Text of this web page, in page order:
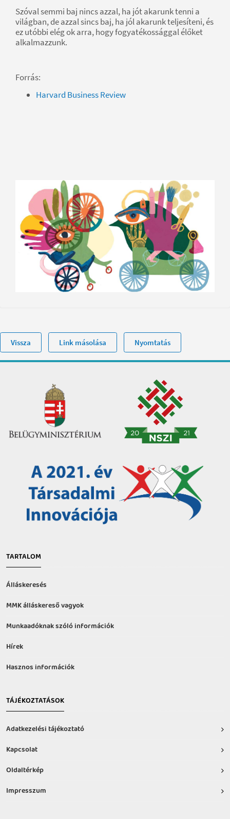
Szóval semmi baj nincs azzal, ha jót akarunk tenni a
világban, de azzal sincs baj, ha jól akarunk teljesíteni, és
ez utóbbi elég ok arra, hogy fogyatékossággal élőket
alkalmazzunk.
Forrás:
Harvard Business Review
Vissza Link másolása Nyomtatás
TARTALOM
Álláskeresés
MMK álláskereső vagyok
Munkaadóknak szóló információk
Hírek
Hasznos információk
TÁJÉKOZTATÁSOK
Adatkezelési tájékoztató
Kapcsolat
Oldaltérkép
Impresszum